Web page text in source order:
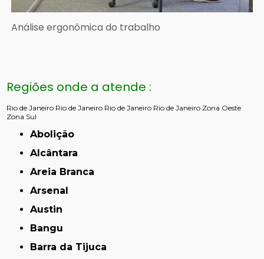
Análise ergonômica do trabalho
Regiões onde a atende :
Rio de Janeiro Rio de Janeiro Rio de Janeiro Rio de Janeiro Zona Oeste
Zona Sul
Abolição
Alcântara
Areia Branca
Arsenal
Austin
Bangu
Barra da Tijuca